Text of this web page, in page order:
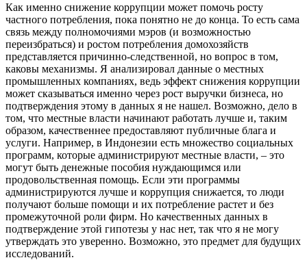
Как именно снижение коррупции может помочь росту
частного потребления, пока понятно не до конца. То есть сама
связь между полномочиями мэров (и возможностью
переизбраться) и ростом потребления домохозяйств
представляется причинно-следственной, но вопрос в том,
каковы механизмы. Я анализировал данные о местных
промышленных компаниях, ведь эффект снижения коррупции
может сказываться именно через рост выручки бизнеса, но
подтверждения этому в данных я не нашел. Возможно, дело в
том, что местные власти начинают работать лучше и, таким
образом, качественнее предоставляют публичные блага и
услуги. Например, в Индонезии есть множество социальных
программ, которые администрируют местные власти, – это
могут быть денежные пособия нуждающимся или
продовольственная помощь. Если эти программы
администрируются лучше и коррупция снижается, то люди
получают больше помощи и их потребление растет и без
промежуточной роли фирм. Но качественных данных в
подтверждение этой гипотезы у нас нет, так что я не могу
утверждать это уверенно. Возможно, это предмет для будущих
исследований.